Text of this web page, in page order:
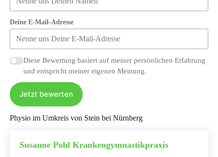
Deine E-Mail-Adresse
Diese Bewertung basiert auf meiner persönlichen Erfahrung
und entspricht meiner eigenen Meinung.
Jetzt bewerten
Physio im Umkreis von Stein bei Nürnberg
Susanne Pohl Krankengymnastikpraxis